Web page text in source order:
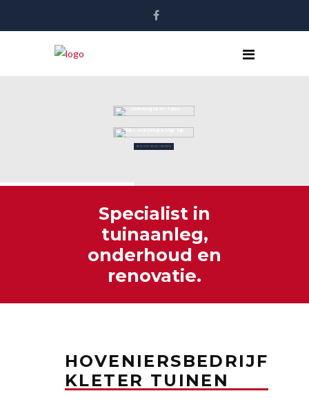
BEKIJK DE MOGELIJKHEDEN
Specialist in
tuinaanleg,
onderhoud en
renovatie.
HOVENIERSBEDRIJF
KLETER TUINEN